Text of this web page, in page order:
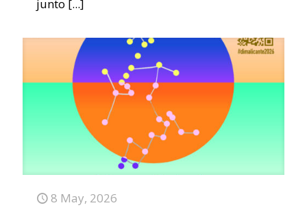
junto [...]
8 May, 2026